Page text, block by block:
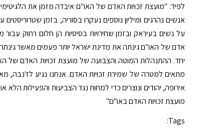
לפיד: "מועצת זכויות האדם של האו"ם איבדה מזמן את
אנשים נהרגים ומיליון נוספים נעקרו בסוריה, בזמן שטרוריסטים
על נשים בעיראק ובזמן שחירויות בסיסיות הן חלום רחוק עבור
אדם של האו"ם גינתה את מדינת ישראל יותר פעמים מאשר
יחד. ההתנהלות המוטה והצבועה של מועצת זכויות האדם של
מתאים למטרה של שמירת זכויות האדם. אנחנו נגיע לז'נבה,
אירופה, יהודים ונוצרים כדי למחות נגד הצביעות והפעילות הלא
מועצת זכויות האדם באו"ם"
Tags: